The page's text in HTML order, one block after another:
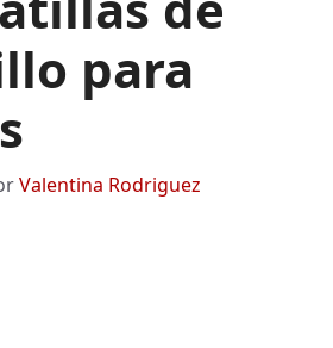
para
Valentina Rodriguez